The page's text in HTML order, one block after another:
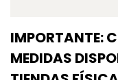
IMPORTANTE:
MEDIDAS